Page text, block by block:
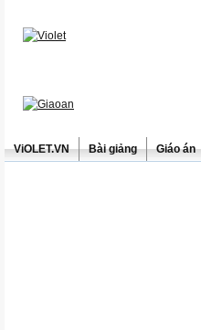
ViOLET.VN Bài giảng Giáo án